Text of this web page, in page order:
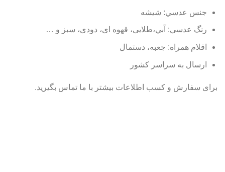
جنس عدسي: شيشه
رنگ عدسي: آبي،طلایی، قهوه ای، دودی، سبز و …
اقلام همراه: جعبه، دستمال
ارسال به سراسر کشور
برای سفارش و کسب اطلاعات بیشتر با ما تماس بگیرید.